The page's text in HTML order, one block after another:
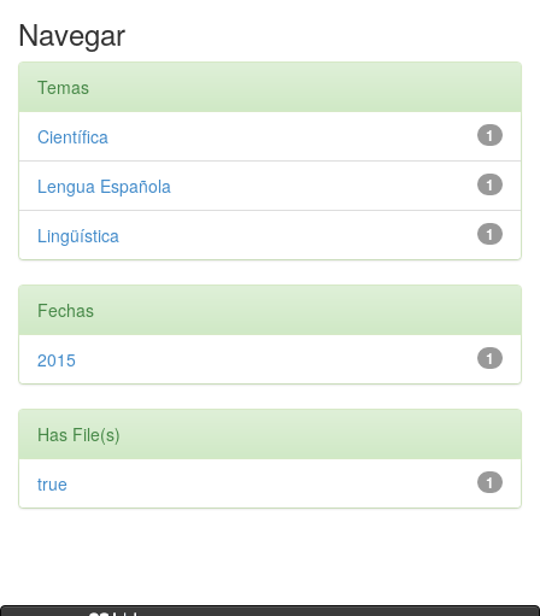
Navegar
Temas
1
Científica
1
Lengua Española
1
Lingüística
Fechas
1
2015
Has File(s)
1
true